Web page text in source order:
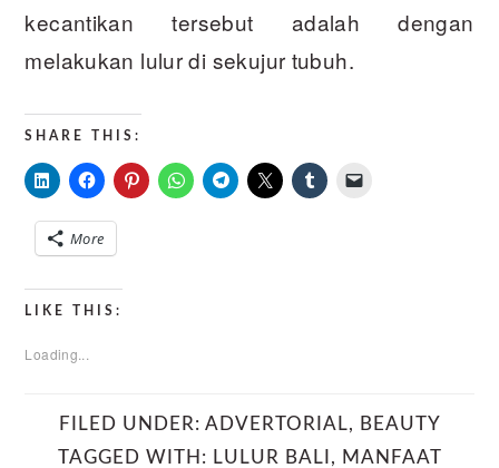
kecantikan tersebut adalah dengan
melakukan lulur di sekujur tubuh.
SHARE THIS:
More
LIKE THIS:
Loading...
FILED UNDER: ADVERTORIAL, BEAUTY
TAGGED WITH: LULUR BALI , MANFAAT